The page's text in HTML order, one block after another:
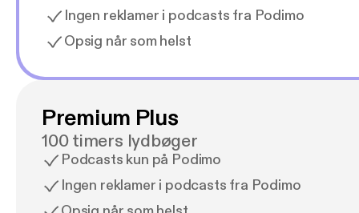
Ingen reklamer i podcasts fra Podimo
Opsig når som helst
Premium Plus
100 timers lydbøger
Podcasts kun på Podimo
Ingen reklamer i podcasts fra Podimo